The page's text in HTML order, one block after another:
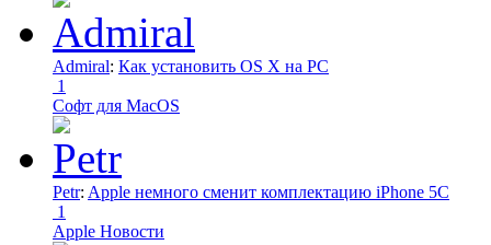
Admiral: Как установить OS X на PC
1
Софт для MacOS
Petr: Apple немного сменит комплектацию iPhone 5C
1
Apple Новости